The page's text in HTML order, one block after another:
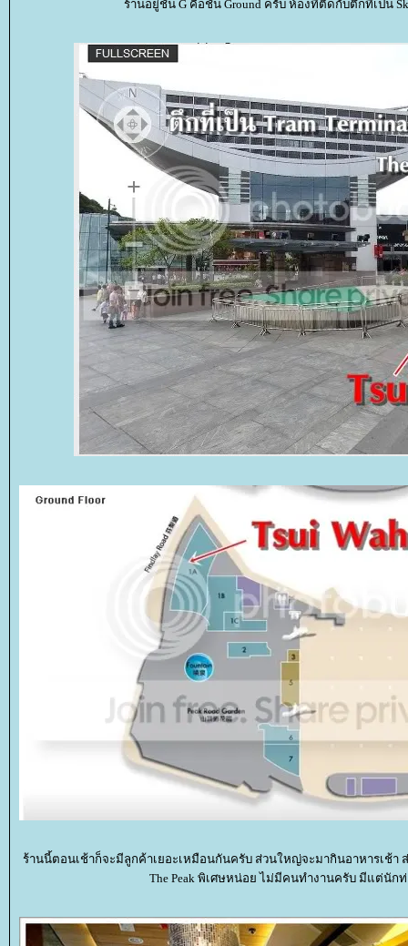
ร้านอยู่ชั้น G คือชั้น Ground ครับ ห้องที่ติดกับตึกที่เป็น
ร้านนี้ตอนเช้าก็จะมีลูกค้าเยอะเหมือนกันครับ ส่วนใหญ่จะมากินอาหารเช้า
The Peak พิเศษหน่อย ไม่มีคนทำงานครับ มีแต่นักท่